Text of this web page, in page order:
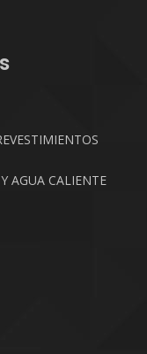
AGUA CALIENTE